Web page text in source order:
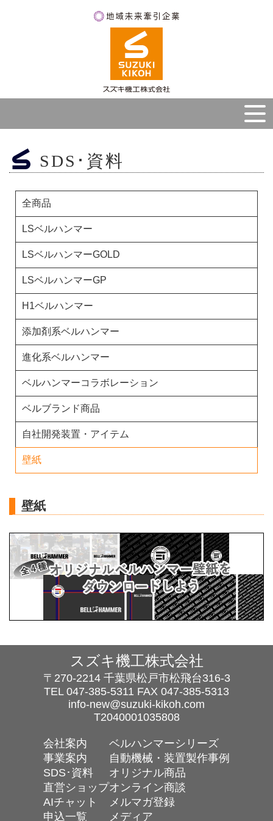
SDS･資料
全商品
LSベルハンマー
LSベルハンマーGOLD
LSベルハンマーGP
H1ベルハンマー
添加剤系ベルハンマー
進化系ベルハンマー
ベルハンマーコラボレーション
ベルブランド商品
自社開発装置・アイテム
壁紙
壁紙
スズキ機工株式会社
〒270-2214 千葉県松戸市松飛台316-3
TEL 047-385-5311 FAX 047-385-5313
info-new@suzuki-kikoh.com
T2040001035808
会社案内
事業案内
SDS･資料
直営ショップ
AIチャット
申込一覧
ベルハンマーシリーズ
自動機械・装置製作事例
オリジナル商品
オンライン商談
メルマガ登録
メディア